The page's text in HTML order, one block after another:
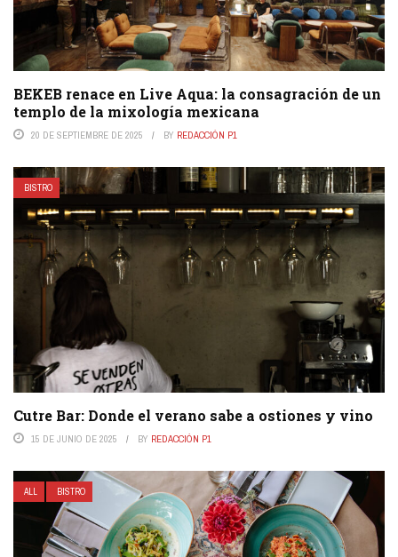
BEKEB renace en Live Aqua: la consagración de un
templo de la mixología mexicana
20 DE SEPTIEMBRE DE 2025 BY REDACCIÓN P1
BISTRO
Cutre Bar: Donde el verano sabe a ostiones y vino
15 DE JUNIO DE 2025 BY REDACCIÓN P1
ALL BISTRO